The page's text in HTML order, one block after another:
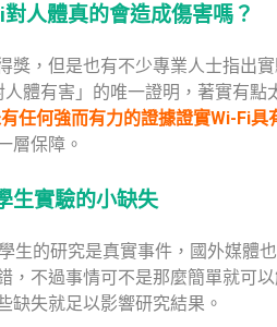
人體真的會造成傷害嗎？
獎，但是也有不少專業人士指出
體有害」的唯一證明，著實有點
任何強而有力的證據證實Wi-Fi具
層保障。
生實驗的小缺失
生的研究是真實事件，國外媒體
，不過事情可不是那麼簡單就可
缺失就足以影響研究結果。